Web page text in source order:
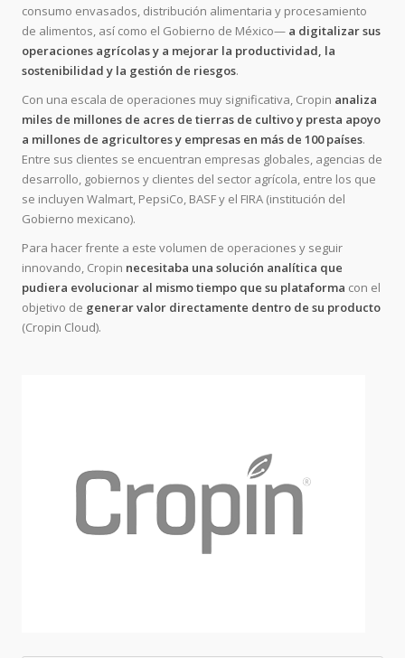
consumo envasados, distribución alimentaria y procesamiento
de alimentos, así como el Gobierno de México— a digitalizar sus
operaciones agrícolas y a mejorar la productividad, la
sostenibilidad y la gestión de riesgos.
Con una escala de operaciones muy significativa, Cropin analiza
miles de millones de acres de tierras de cultivo y presta apoyo
a millones de agricultores y empresas en más de 100 países.
Entre sus clientes se encuentran empresas globales, agencias de
desarrollo, gobiernos y clientes del sector agrícola, entre los que
se incluyen Walmart, PepsiCo, BASF y el FIRA (institución del
Gobierno mexicano).
Para hacer frente a este volumen de operaciones y seguir
innovando, Cropin necesitaba una solución analítica que
pudiera evolucionar al mismo tiempo que su plataforma con el
objetivo de generar valor directamente dentro de su producto
(Cropin Cloud).